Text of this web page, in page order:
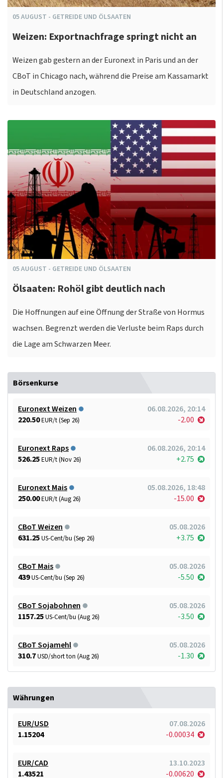
05AUGUST - GETREIDE UND ÖLSAATEN
Weizen: Exportnachfrage springt nicht an
Weizen gab gestern an der Euronext in Paris und an der
CBoT in Chicago nach, während die Preise am Kassamarkt
in Deutschland anzogen.
05AUGUST - GETREIDE UND ÖLSAATEN
Ölsaaten: Rohöl gibt deutlich nach
Die Hoffnungen auf eine Öffnung der Straße von Hormus
wachsen. Begrenzt werden die Verluste beim Raps durch
die Lage am Schwarzen Meer.
Börsenkurse
Euronext Weizen
06.08.2026, 20:14
220.50EUR/t (Sep 26) -2.00
Euronext Raps
06.08.2026, 20:14
526.25EUR/t (Nov 26) +2.75
Euronext Mais
05.08.2026, 18:48
250.00EUR/t (Aug 26) -15.00
CBoT Weizen
05.08.2026
631.25US-Cent/bu (Sep 26) +3.75
CBoT Mais
05.08.2026
439US-Cent/bu (Sep 26) -5.50
CBoT Sojabohnen
05.08.2026
1157.25US-Cent/bu (Aug 26) -3.50
CBoT Sojamehl
05.08.2026
310.7USD/short ton (Aug 26) -1.30
Währungen
EUR/USD
07.08.2026
1.15204
-0.00034
EUR/CAD
13.10.2023
1.43521
-0.00620